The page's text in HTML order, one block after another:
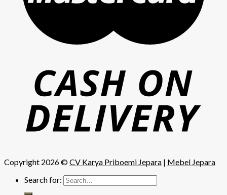
Copyright 2026 ©CV Karya Priboemi Jepara | Mebel Jepara
Search for: